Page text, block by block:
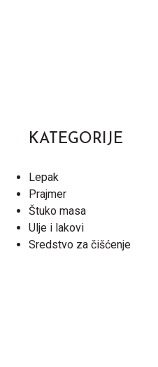
KATEGORIJE
Lepak
Prajmer
Štuko masa
Ulje i lakovi
Sredstvo za čišćenje